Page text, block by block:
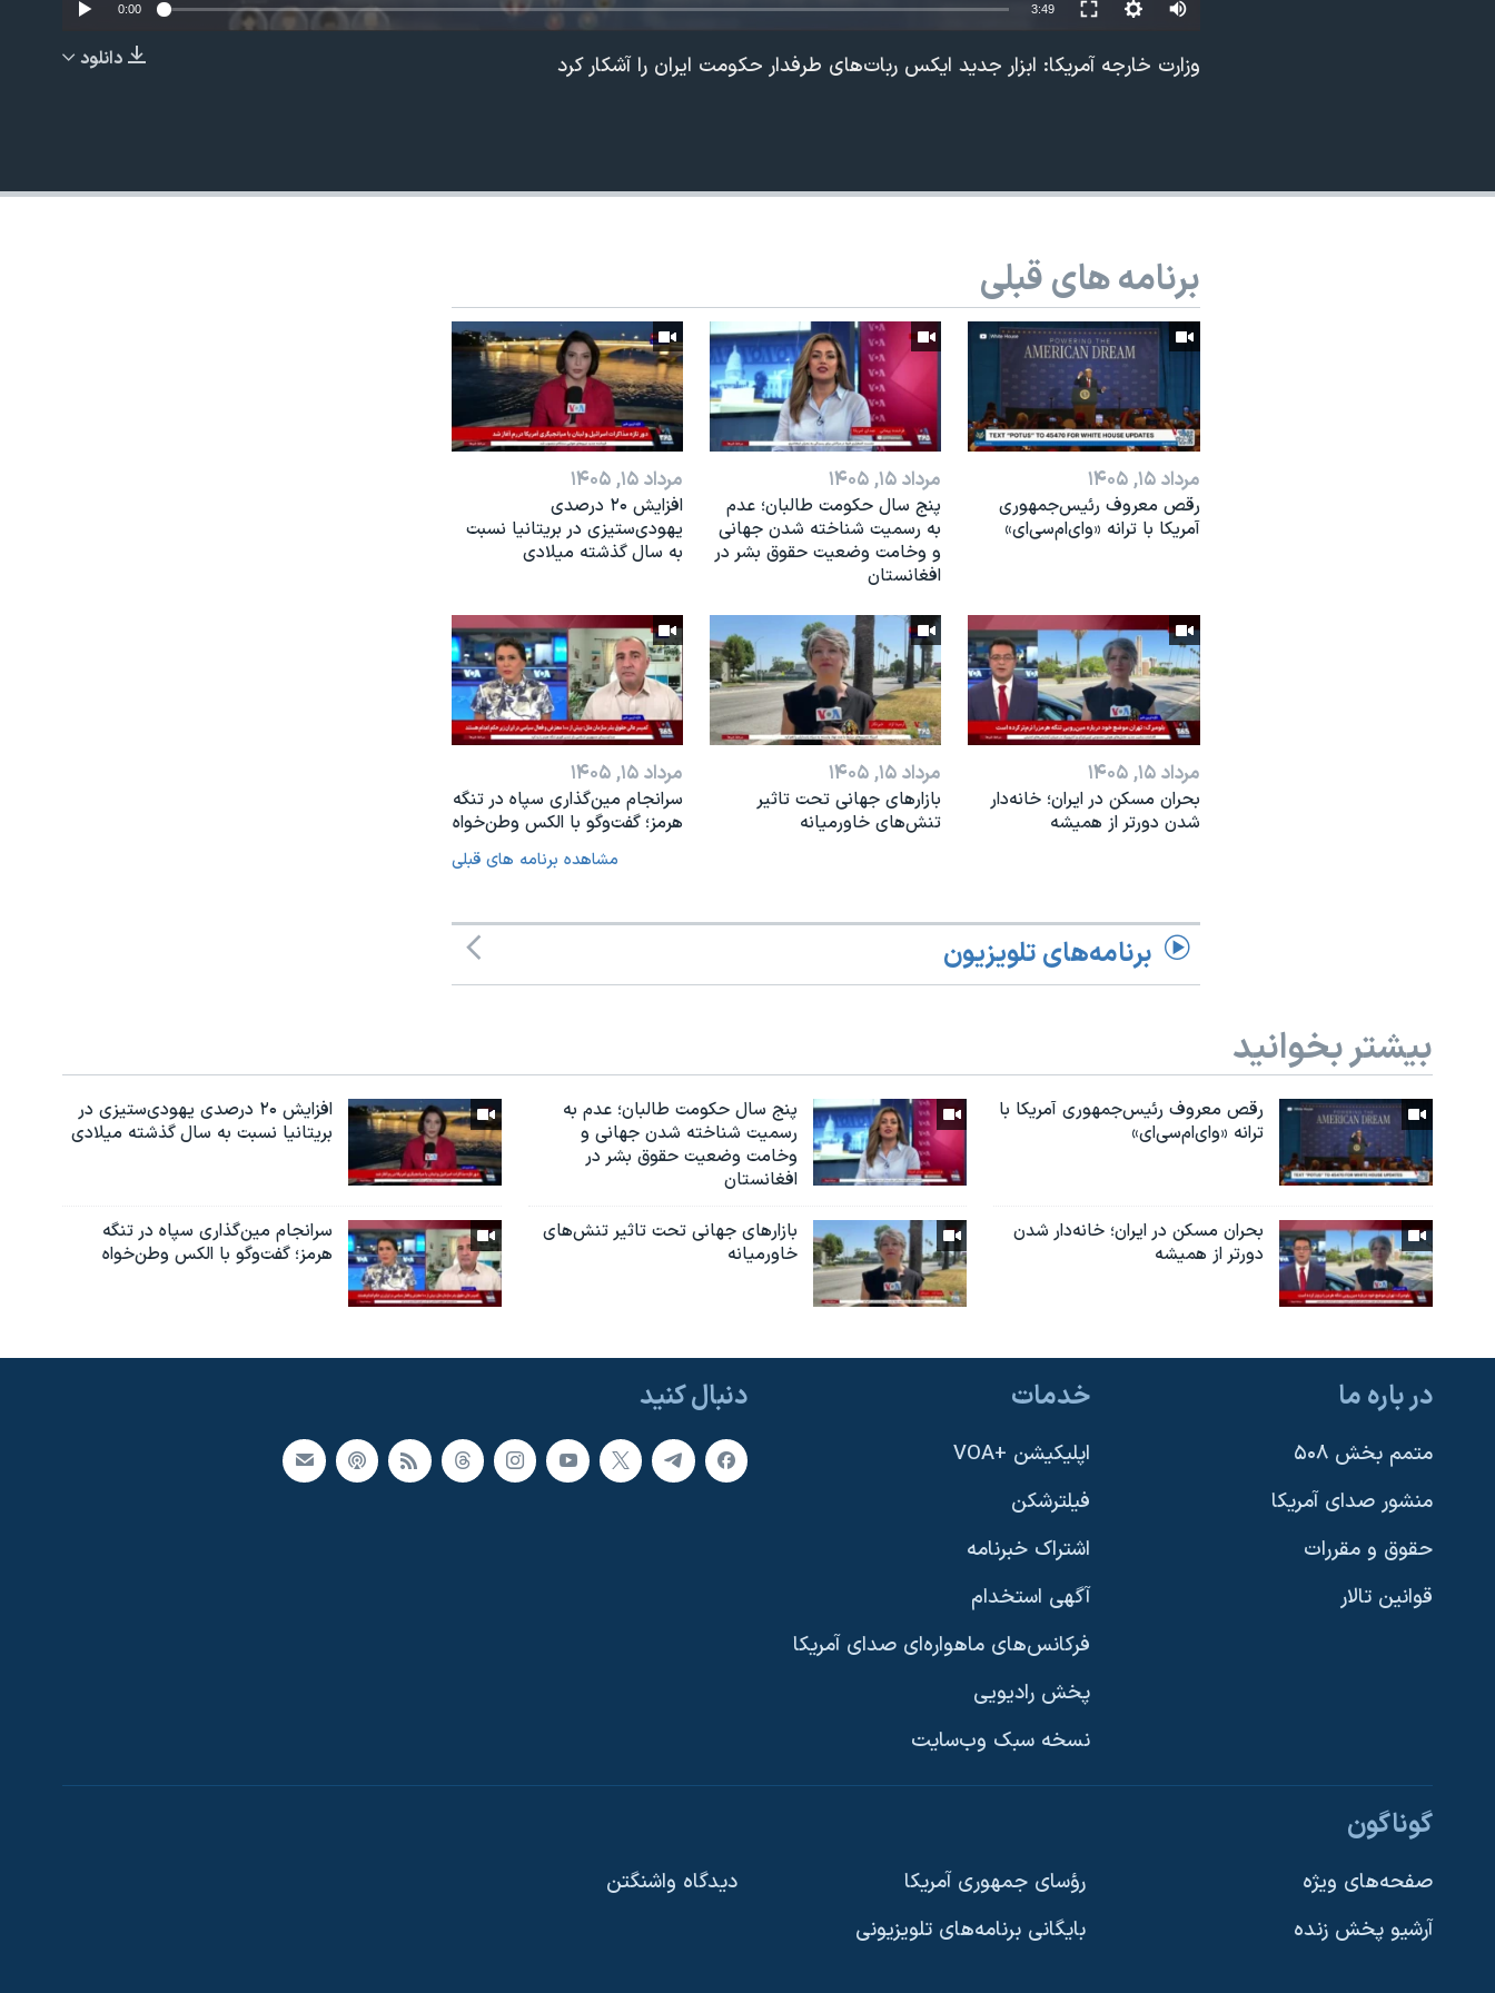
دنبال کنید
زبانهای مختلف
EMBED
Auto
240p
360p
720p
1080p
0:00 3:49
دانلود وزارت خارجه آمریکا: ابزار جدید ایکس ربات‌های طرفدار حکومت ایران را آشکار کرد
برنامه های قبلی
مرداد ۱۵, ۱۴۰۵
رقص معروف رئیس‌جمهوری
آمریکا با ترانه «وای‌ام‌سی‌ای»
مرداد ۱۵, ۱۴۰۵
پنج سال حکومت طالبان؛ عدم
به رسمیت شناخته شدن جهانی
و وخامت وضعیت حقوق بشر در
افغانستان
مرداد ۱۵, ۱۴۰۵
افزایش ۲۰ درصدی
یهودی‌ستیزی در بریتانیا نسبت
به سال گذشته میلادی
مرداد ۱۵, ۱۴۰۵
بحران مسکن در ایران؛ خانه‌دار
شدن دورتر از همیشه
مرداد ۱۵, ۱۴۰۵
بازارهای جهانی تحت تاثیر
تنش‌های خاورمیانه
مرداد ۱۵, ۱۴۰۵
سرانجام مین‌گذاری‌ سپاه در تنگه
هرمز؛ گفت‌وگو با الکس وطن‌خواه
مشاهده برنامه های قبلی
برنامه‌های تلویزیون
بیشتر بخوانید
رقص معروف رئیس‌جمهوری آمریکا با
ترانه «وای‌ام‌سی‌ای»
پنج سال حکومت طالبان؛ عدم به
رسمیت شناخته شدن جهانی و
وخامت وضعیت حقوق بشر در
افغانستان
افزایش ۲۰ درصدی یهودی‌ستیزی در
بریتانیا نسبت به سال گذشته میلادی
بحران مسکن در ایران؛ خانه‌دار شدن
دورتر از همیشه
بازارهای جهانی تحت تاثیر تنش‌های
خاورمیانه
سرانجام مین‌گذاری‌ سپاه در تنگه
هرمز؛ گفت‌وگو با الکس وطن‌خواه
دنبال کنید در باره ما
متمم بخش ۵۰۸
منشور صدای آمریکا
حقوق و مقررات
قوانین تالار
خدمات
اپلیکیشن +VOA
فیلترشکن
اشتراک خبرنامه
آگهی استخدام
فرکانس‌های ماهواره‌ای صدای آمریکا
پخش رادیویی
نسخه سبک وب‌سایت
گوناگون
صفحه‌های ویژه
آرشیو پخش زنده
رؤسای جمهوری آمریکا
بایگانی برنامه‌های تلویزیونی
دیدگاه‌ واشنگتن